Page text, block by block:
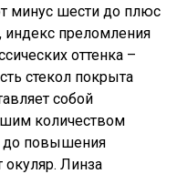
минус шести до плюс
индекс преломления
оттенка –
стекол покрыта
собой
количеством
до повышения
окуляр. Линза